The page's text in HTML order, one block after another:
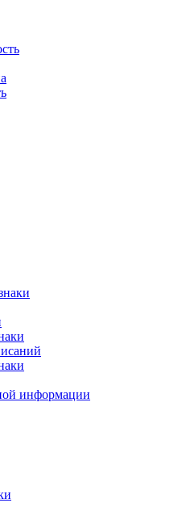
информации